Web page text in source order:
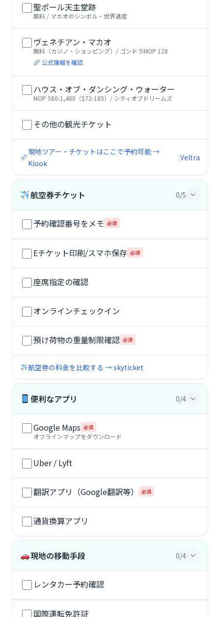
聖ポール天主堂跡
無料 / マカオのシンボル・世界遺産
ヴェネチアン・マカオ
無料（カジノ・ショッピング）/ ゴンドラMOP 128
公式情報を確認
ハウス・オブ・ダンシング・ウォーター
MOP 580-1,480（$72-185）/ シティオブドリームズ
その他の観光チケット
現地ツアー・チケットはここで予約可能 →
Klook
|Veltra
航空券チケット 0/5
予約確認番号をメモ 必須
Eチケット印刷/スマホ保存 必須
座席指定の確認
オンラインチェックイン
預け荷物の重量制限確認 必須
航空券の料金を比較する → skyticket
便利なアプリ 0/4
Google Maps 必須
オフラインマップをダウンロード
Uber / Lyft
翻訳アプリ（Google翻訳等） 必須
通貨換算アプリ
現地の移動手段 0/4
レンタカー予約確認
国際運転免許証